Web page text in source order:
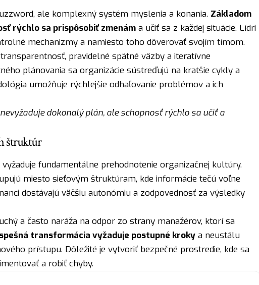
ale komplexný systém myslenia a konania. Základom
rýchlo sa prispôsobiť zmenáma učiť sa z každej situácie. Lídri
mechanizmy a namiesto toho dôverovať svojím tímom.
pravidelné spätné väzby a iteratívne
plánovania sa organizácie sústreďujú na kratšie cykly a
umožňuje rýchlejšie odhaľovanie problémov a ich
dokonalý plán, ale schopnosť rýchlo sa učiť a
štruktúr
fundamentálne prehodnotenie organizačnej kultúry.
miesto sieťovým štruktúram, kde informácie tečú voľne
dostávajú väčšiu autonómiu a zodpovednosť za výsledky
a často naráža na odpor zo strany manažérov, ktorí sa
transformácia vyžaduje postupné krokya neustálu
prístupu. Dôležité je vytvoriť bezpečné prostredie, kde sa
a robiť chyby.